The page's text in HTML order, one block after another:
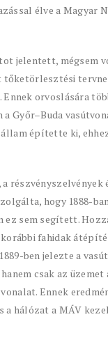
élve a Magyar
jelentett, mégsem
orvoslására
Győr–Buda
építette ki,
hogy 1888-
sem segített.
fahidak
ben jelezte a
csak az
Ennek
a hálózat a MÁV